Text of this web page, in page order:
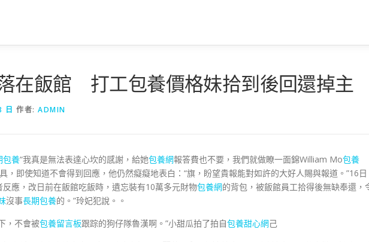
在飯館 打工包養價格妹拾到後回還掉主
日 作者: ADMIN
包養“我真是無法表達心坎的感謝，給她包養網報答費也不要，我們就做瞭一面錦William Mo包養
，即使知道不會得到回應，他仍然癡癡地表白：“旗，盼望貴報能對如許的大好人賜與報道。”16
應，改日前在飯館吃飯時，遺忘裝有10萬多元財物包養網的背包，被飯館員工拾得後無缺奉還，
沒事長期包養的。”玲妃犯說。。
，不會被包養留言板跟踪的狗仔隊魯漢啊。”小甜瓜拍了拍自包養甜心網己